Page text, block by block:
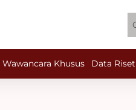
Wawancara Khusus Data Riset